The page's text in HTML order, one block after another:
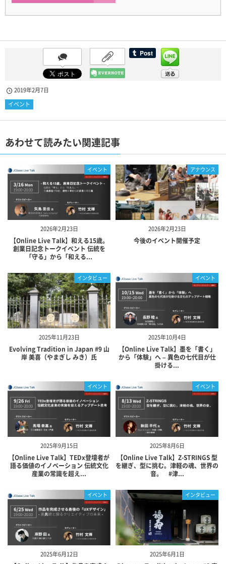
2019年2月7日
イベント
あわせて読みたい関連記事
2026年2月23日
イベント
【Online Live Talk】和える15歳。
創業日記念トークイベント 伝統を
「守る」から「和える...
2026年2月23日
アナウンス
今後のイベント開催予定
2025年11月23日
インタビュー
Evolving Tradition in Japan #9 山
岸 美喜（やまぎし みき）氏
2025年10月4日
イベント
【Online Live Talk】墨を「書く」
から「体験」へ – 異色の七代目が仕
掛ける...
2025年9月15日
イベント
【Online Live Talk】TEDx登壇者が
語る価値のイノベーション 伝統文化
産業の常識を超え...
2025年8月6日
イベント
【Online Live Talk】Z-STRINGS 型
を継ぎ、型に挑む。津軽の魂、世界の
音。 #津...
2025年6月12日
イベント
2025年6月1日
インタビュー